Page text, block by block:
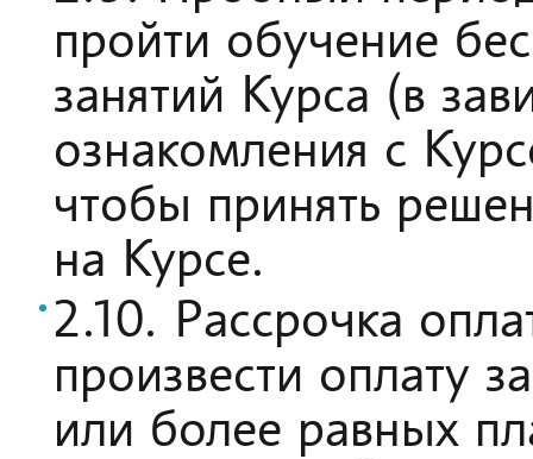
пройти обучение
занятий Курса (в
ознакомления с
чтобы принять
на Курсе.
2.10. Рассрочка
произвести оплату
или более равных